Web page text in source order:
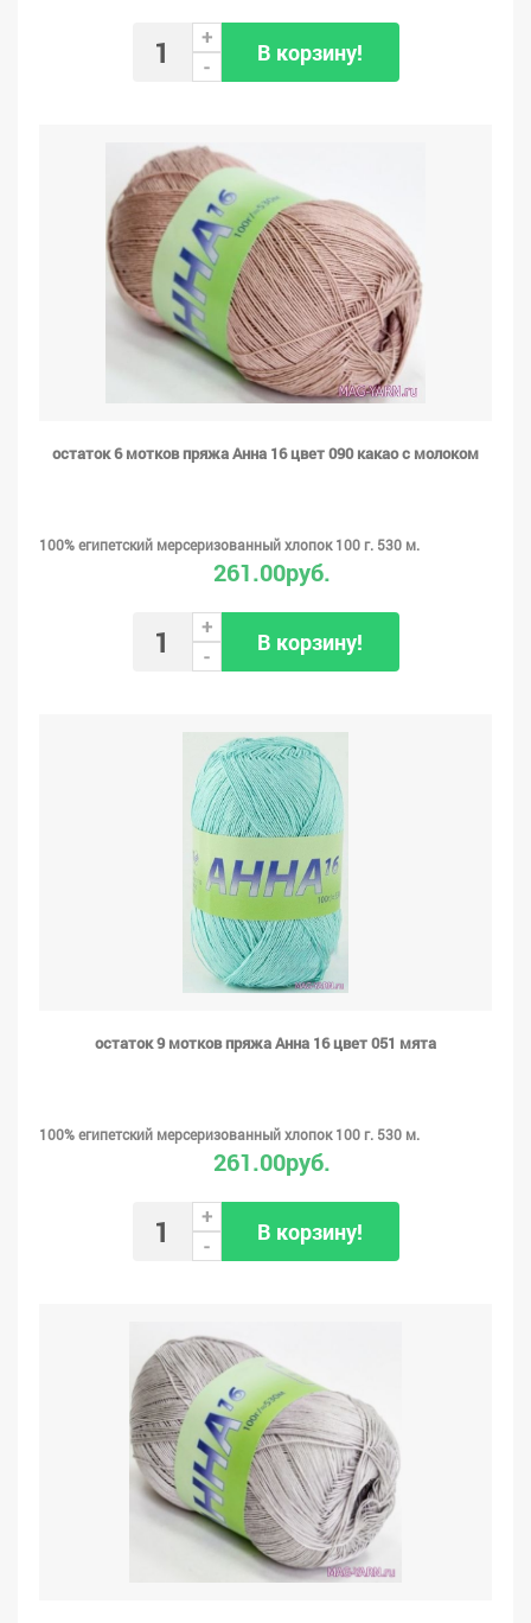
+
-
В корзину!
остаток 6 мотков пряжа Анна 16 цвет 090 какао с молоком
100% египетский мерсеризованный хлопок 100 г. 530 м.
261.00руб.
+
-
В корзину!
остаток 9 мотков пряжа Анна 16 цвет 051 мята
100% египетский мерсеризованный хлопок 100 г. 530 м.
261.00руб.
+
-
В корзину!